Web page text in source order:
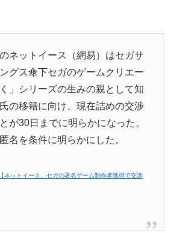
ネットイース（網易）はセガサ
グス傘下セガのゲームクリエー
」シリーズの生みの親として知
の移籍に向け、現在詰めの交渉
が30日までに明らかになった。
名を条件に明らかにした。
ネットイース、セガの著名ゲーム制作者獲得で交渉